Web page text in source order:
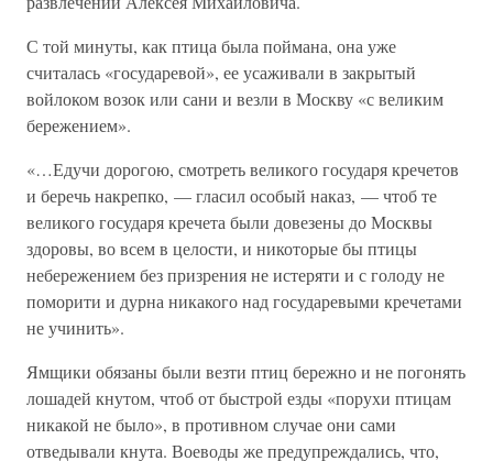
С той минуты, как птица была поймана, она уже
считалась «государевой», ее усаживали в закрытый
войлоком возок или сани и везли в Москву «с великим
бережением».
«…Едучи дорогою, смотреть великого государя кречетов
и беречь накрепко, — гласил особый наказ, — чтоб те
великого государя кречета были довезены до Москвы
здоровы, во всем в целости, и никоторые бы птицы
небережением без призрения не истеряти и с голоду не
поморити и дурна никакого над государевыми кречетами
не учинить».
Ямщики обязаны были везти птиц бережно и не погонять
лошадей кнутом, чтоб от быстрой езды «порухи птицам
никакой не было», в противном случае они сами
отведывали кнута. Воеводы же предупреждались, что,